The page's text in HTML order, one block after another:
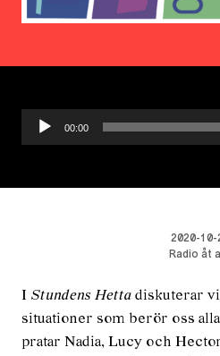
Ljudspelare
00:00
2020-10-
Radio åt
I Stundens Hetta diskuterar
situationer som berör oss
pratar Nadia, Lucy och